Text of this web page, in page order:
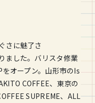
さに魅了さ
ました。バリスタ修業
オープン。山形市のIs
COFFEE、東京の
SUPREME、ALL